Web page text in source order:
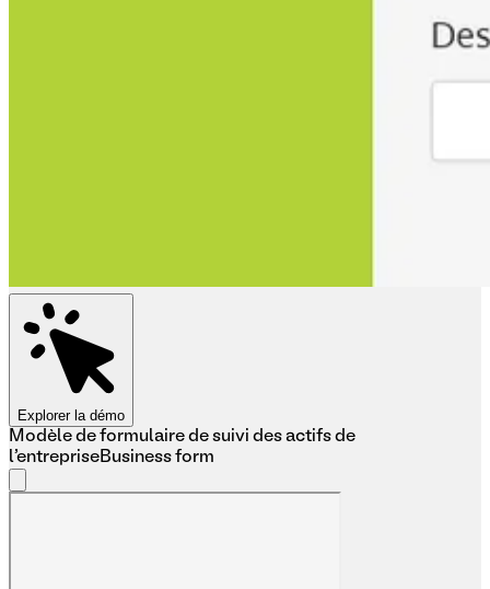
Explorer la démo
Modèle de formulaire de suivi des actifs de
l'entreprise Business form